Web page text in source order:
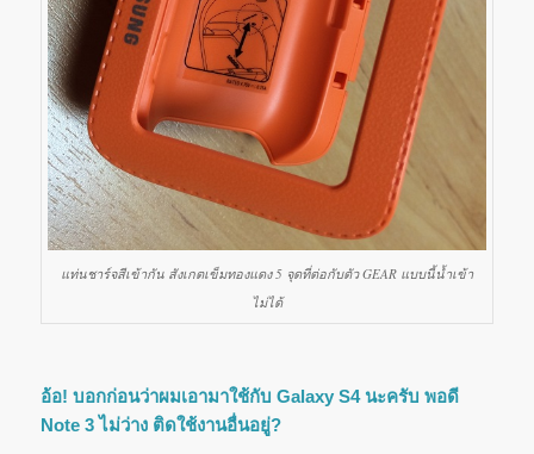
แท่นชาร์จสีเข้ากัน สังเกตเข็มทองแดง 5 จุดที่ต่อกับตัว GEAR แบบนี้น้ำเข้า
ไม่ได้
อ้อ! บอกก่อนว่าผมเอามาใช้กับ Galaxy S4 นะครับ พอดี
Note 3 ไม่ว่าง ติดใช้งานอื่นอยู่?